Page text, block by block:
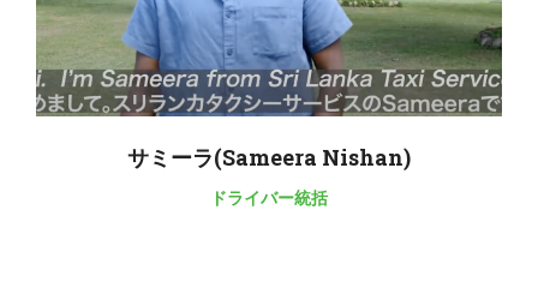
サミーラ(Sameera Nishan)
ドライバー統括